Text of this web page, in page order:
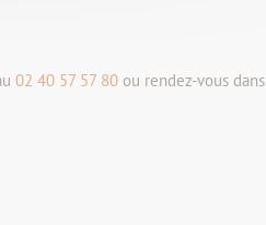
02 40 57 57 80 ou rendez-vous dans